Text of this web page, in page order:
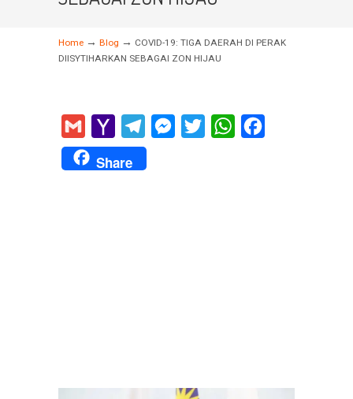
Home → Blog → COVID-19: TIGA DAERAH DI PERAK
DIISYTIHARKAN SEBAGAI ZON HIJAU
Gmail
Yahoo
Mail
TelegramMessenger
Twitter WhatsApp
Share